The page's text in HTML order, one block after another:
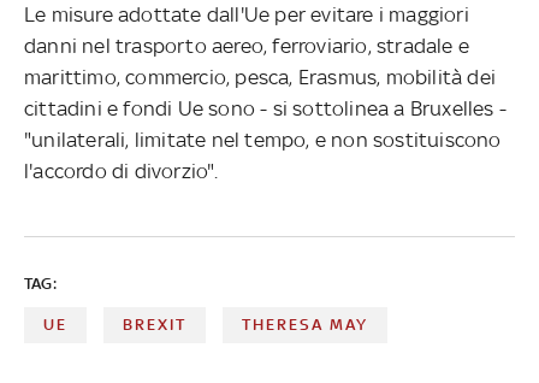
Le misure adottate dall'Ue per evitare i maggiori
danni nel trasporto aereo, ferroviario, stradale e
marittimo, commercio, pesca, Erasmus, mobilità dei
cittadini e fondi Ue sono - si sottolinea a Bruxelles -
"unilaterali, limitate nel tempo, e non sostituiscono
l'accordo di divorzio".
TAG:
UE BREXIT THERESA MAY